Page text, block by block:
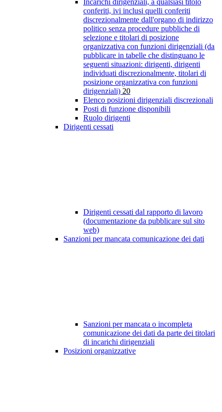
Incarichi dirigenziali, a qualsiasi titolo
conferiti, ivi inclusi quelli conferiti
discrezionalmente dall'organo di indirizzo
politico senza procedure pubbliche di
selezione e titolari di posizione
organizzativa con funzioni dirigenziali (da
pubblicare in tabelle che distinguano le
seguenti situazioni: dirigenti, dirigenti
individuati discrezionalmente, titolari di
posizione organizzativa con funzioni
dirigenziali) 20
Elenco posizioni dirigenziali discrezionali
Posti di funzione disponibili
Ruolo dirigenti
Dirigenti cessati
Dirigenti cessati dal rapporto di lavoro
(documentazione da pubblicare sul sito
web)
Sanzioni per mancata comunicazione dei dati
Sanzioni per mancata o incompleta
comunicazione dei dati da parte dei titolari
di incarichi dirigenziali
Posizioni organizzative